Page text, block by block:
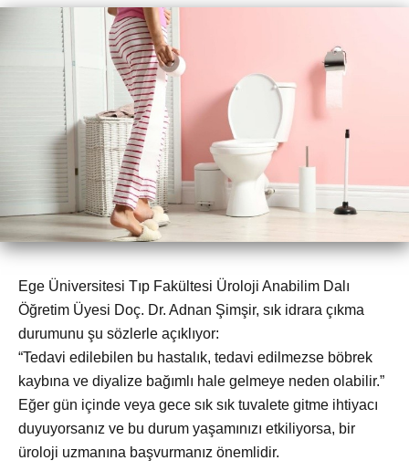
Ege Üniversitesi Tıp Fakültesi Üroloji Anabilim Dalı
Öğretim Üyesi Doç. Dr. Adnan Şimşir, sık idrara çıkma
durumunu şu sözlerle açıklıyor:
“Tedavi edilebilen bu hastalık, tedavi edilmezse böbrek
kaybına ve diyalize bağımlı hale gelmeye neden olabilir.”
Eğer gün içinde veya gece sık sık tuvalete gitme ihtiyacı
duyuyorsanız ve bu durum yaşamınızı etkiliyorsa, bir
üroloji uzmanına başvurmanız önemlidir.